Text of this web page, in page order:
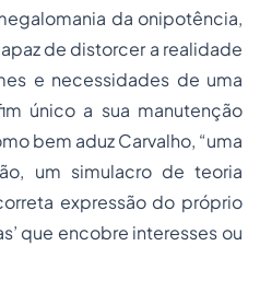
da onipotência,
de distorcer a realidade
e necessidades de uma
único a sua manutenção
bem aduz Carvalho, “uma
um simulacro de teoria
expressão do próprio
que encobre interesses ou